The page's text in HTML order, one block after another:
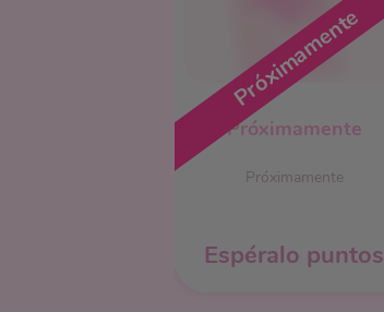
Próximamente
Próximamente
Espéralo puntos
Próximamente